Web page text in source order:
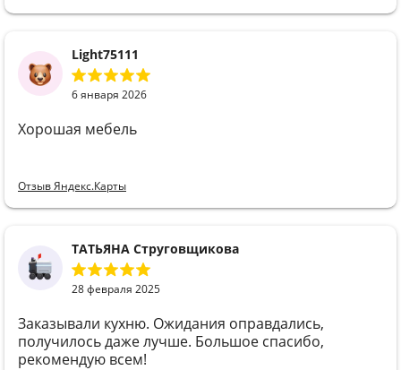
Light75111
6 января 2026
Хорошая мебель
Отзыв Яндекс.Карты
ТАТЬЯНА Струговщикова
28 февраля 2025
Заказывали кухню. Ожидания оправдались,
получилось даже лучше. Большое спасибо,
рекомендую всем!